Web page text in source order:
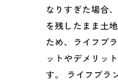
なりすぎた場合
を残したまま土
ため、ライフプ
ットやデメリッ
す。 ライフプラ